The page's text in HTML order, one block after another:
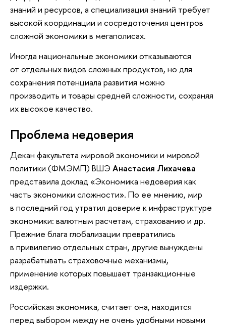
знаний и ресурсов, а специализация знаний требует
высокой координации и сосредоточения центров
сложной экономики в мегаполисах.
Иногда национальные экономики отказываются
от отдельных видов сложных продуктов, но для
сохранения потенциала развития можно
производить и товары средней сложности, сохраняя
их высокое качество.
Проблема недоверия
Декан факультета мировой экономики и мировой
политики (ФМЭМП) ВШЭ Анастасия Лихачева
представила доклад «Экономика недоверия как
часть экономики сложности». По ее мнению, мир
в последний год утратил доверие к инфраструктуре
экономики: валютным расчетам, страхованию и др.
Прежние блага глобализации превратились
в привилегию отдельных стран, другие вынуждены
разрабатывать страховочные механизмы,
применение которых повышает транзакционные
издержки.
Российская экономика, считает она, находится
перед выбором между не очень удобными новыми